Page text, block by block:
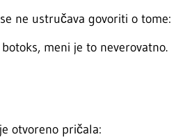
ne ustručava govoriti o tome:
meni je to neverovatno.
otvoreno pričala: